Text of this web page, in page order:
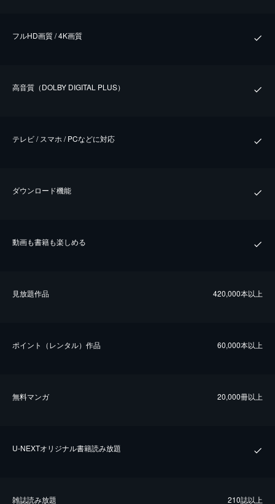
フルHD画質 / 4K画質
⾼⾳質（DOLBY DIGITAL PLUS）
テレビ / スマホ / PCなどに対応
ダウンロード機能
動画も書籍も楽しめる
⾒放題作品 420,000本以上
ポイント（レンタル）作品 60,000本以上
無料マンガ 20,000冊以上
U-NEXTオリジナル書籍読み放題
雑誌読み放題 210誌以上